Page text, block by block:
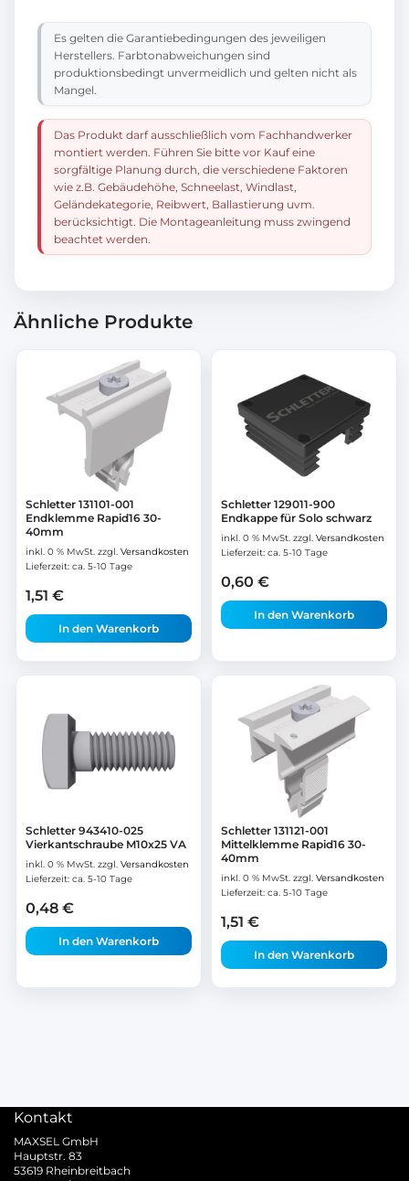
Es gelten die Garantiebedingungen des jeweiligen
Herstellers. Farbtonabweichungen sind
produktionsbedingt unvermeidlich und gelten nicht als
Mangel.
Das Produkt darf ausschließlich vom Fachhandwerker
montiert werden. Führen Sie bitte vor Kauf eine
sorgfältige Planung durch, die verschiedene Faktoren
wie z.B. Gebäudehöhe, Schneelast, Windlast,
Geländekategorie, Reibwert, Ballastierung uvm.
berücksichtigt. Die Montageanleitung muss zwingend
beachtet werden.
Ähnliche Produkte
Schletter 131101-001
Endklemme Rapid16 30-
40mm
inkl. 0 % MwSt. zzgl. Versandkosten
Lieferzeit: ca. 5-10 Tage
1,51 €
In den Warenkorb
Schletter 129011-900
Endkappe für Solo schwarz
inkl. 0 % MwSt. zzgl. Versandkosten
Lieferzeit: ca. 5-10 Tage
0,60 €
In den Warenkorb
Schletter 943410-025
Vierkantschraube M10x25 VA
inkl. 0 % MwSt. zzgl. Versandkosten
Lieferzeit: ca. 5-10 Tage
0,48 €
In den Warenkorb
Schletter 131121-001
Mittelklemme Rapid16 30-
40mm
inkl. 0 % MwSt. zzgl. Versandkosten
Lieferzeit: ca. 5-10 Tage
1,51 €
In den Warenkorb
Kontakt
MAXSEL GmbH
Hauptstr. 83
53619 Rheinbreitbach